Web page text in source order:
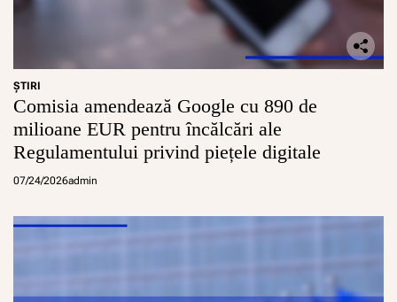
ŞTIRI
Comisia amendează Google cu 890 de
milioane EUR pentru încălcări ale
Regulamentului privind piețele digitale
07/24/2026admin